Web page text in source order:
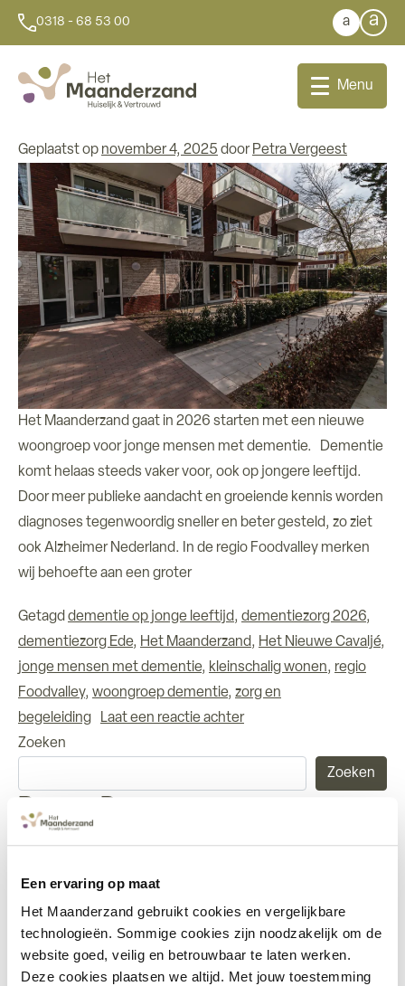
Een ervaring op maat
Het Maanderzand gebruikt cookies en vergelijkbare
technologieën. Sommige cookies zijn noodzakelijk om de
website goed, veilig en betrouwbaar te laten werken.
Deze cookies plaatsen we altijd. Met jouw toestemming
0318 - 68 53 00 a a
Bij u thuis
Dagbesteding
Aanleunwoningen
Wonen
Verhuur ruimtes
Contact
Menu
Tag:regio Foodvalley
Nieuwe woongroep voor jonge
mensen met dementie
Geplaatst op november 4, 2025 door Petra Vergeest
Het Maanderzand gaat in 2026 starten met een nieuwe
woongroep voor jonge mensen met dementie. Dementie
komt helaas steeds vaker voor, ook op jongere leeftijd.
Door meer publieke aandacht en groeiende kennis worden
diagnoses tegenwoordig sneller en beter gesteld, zo ziet
ook Alzheimer Nederland. In de regio Foodvalley merken
wij behoefte aan een groter
Getagd dementie op jonge leeftijd, dementiezorg 2026,
dementiezorg Ede, Het Maanderzand, Het Nieuwe Cavaljé,
jonge mensen met dementie, kleinschalig wonen, regio
Foodvalley, woongroep dementie, zorg en
begeleiding
Laat een reactie achterop Nieuwe woongroep
Zoeken
Zoeken
Recent Posts
Het Maanderzand start een nieuwe groep voor zeven
Nieuwe woongroep voor jonge mensen met
dementie